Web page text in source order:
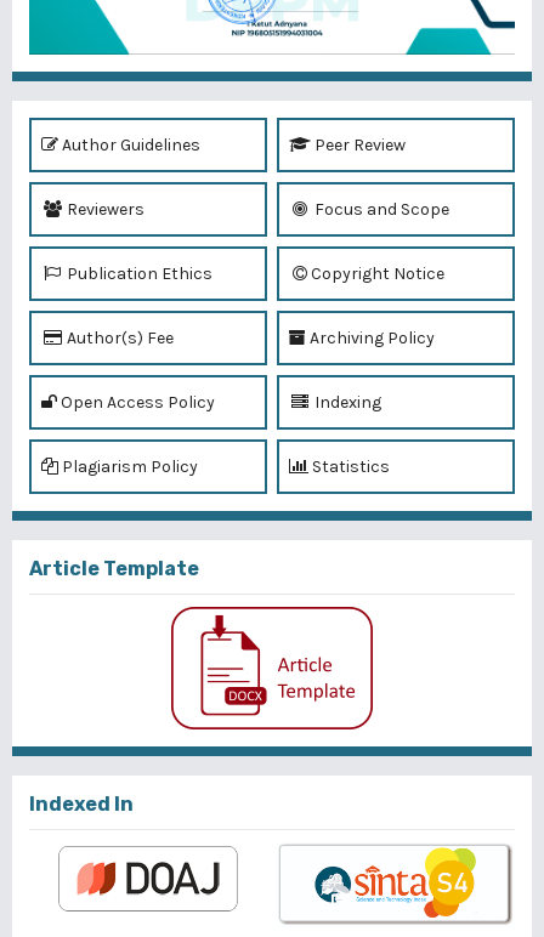
Author Guidelines Peer Review
Reviewers Focus and Scope
Publication Ethics Copyright Notice
Author(s) Fee Archiving Policy
Open Access Policy Indexing
Plagiarism Policy Statistics
Article Template
Indexed In